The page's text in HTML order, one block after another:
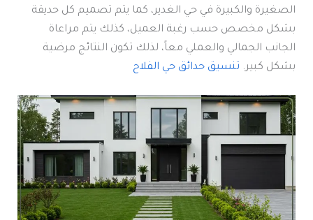
الصغيرة والكبيرة في حي الغدير، كما يتم تصميم كل حديقة
بشكل مخصص حسب رغبة العميل، كذلك يتم مراعاة
الجانب الجمالي والعملي معاً، لذلك تكون النتائج مرضية
بشكل كبير. تنسيق حدائق حي الفلاح